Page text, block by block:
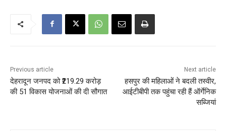
Previous article
देहरादून जनपद को ₹219.29 करोड़
की 51 विकास योजनाओं की दी सौगात
Next article
हसपुर की महिलाओं ने बदली तस्वीर,
आईटीबीपी तक पहुंचा रही हैं ऑर्गेनिक
सब्जियां